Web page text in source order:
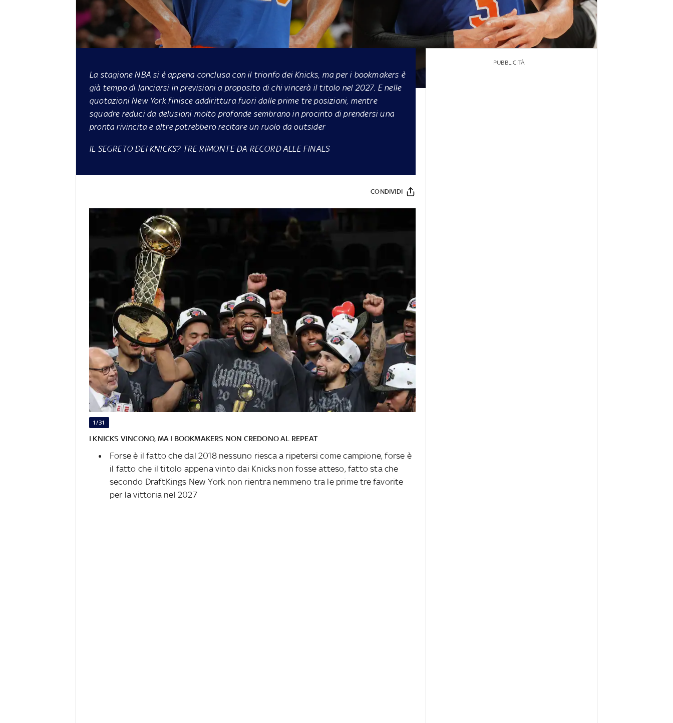
La stagione NBA si è appena conclusa con il trionfo dei Knicks, ma per i bookmakers è
già tempo di lanciarsi in previsioni a proposito di chi vincerà il titolo nel 2027. E nelle
quotazioni New York finisce addirittura fuori dalle prime tre posizioni, mentre
squadre reduci da delusioni molto profonde sembrano in procinto di prendersi una
pronta rivincita e altre potrebbero recitare un ruolo da outsider
IL SEGRETO DEI KNICKS? TRE RIMONTE DA RECORD ALLE FINALS
CONDIVIDI
1/31
I KNICKS VINCONO, MA I BOOKMAKERS NON CREDONO AL REPEAT
Forse è il fatto che dal 2018 nessuno riesca a ripetersi come campione, forse è
il fatto che il titolo appena vinto dai Knicks non fosse atteso, fatto sta che
secondo DraftKings New York non rientra nemmeno tra le prime tre favorite
per la vittoria nel 2027
PUBBLICITÀ